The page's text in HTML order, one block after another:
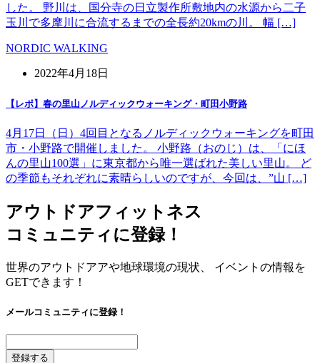
した。 野川は、国分寺の日立製作所敷地内の水源から二子
玉川で多摩川に合流するまでの全長約20kmの川。 幅 […]
NORDIC WALKING
2022年4月18日
【レポ】春の里山ノルディックウォーキング・町田小野路
4月17日（日）4回目となるノルディックウォーキングを町田
市・小野路で開催しました。 小野路（おのじ）は、「にほ
んの里山100選」に東京都から唯一選ばれた美しい里山。 ど
の季節もそれぞれに素晴らしいのですが、今回は、”山 […]
アウトドアフィットネス
コミュニティに登録！
世界のアウトドアアや地球環境の現状、 イベントの情報を
GETできます！
メールコミュニティに登録！